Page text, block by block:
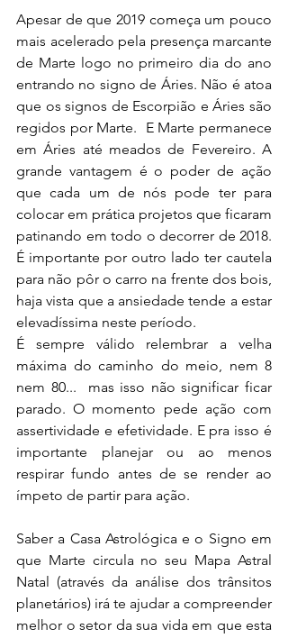
Apesar de que 2019 começa um pouco
mais acelerado pela presença marcante
de Marte logo no primeiro dia do ano
entrando no signo de Áries. Não é atoa
regidos por Marte.  E Marte permanece
em Áries até meados de Fevereiro. A
grande vantagem é o poder de ação
que cada um de nós pode ter para
colocar em prática projetos que ficaram
patinando em todo o decorrer de 2018.
É importante por outro lado ter cautela
para não pôr o carro na frente dos bois,
haja vista que a ansiedade tende a estar
elevadíssima neste período.
É sempre válido relembrar a velha
máxima do caminho do meio, nem 8
nem 80...  mas isso não significar ficar
parado. O momento pede ação com
assertividade e efetividade. E pra isso é
importante planejar ou ao menos
respirar fundo antes de se render ao
ímpeto de partir para ação.
Saber a Casa Astrológica e o Signo em
que Marte circula no seu Mapa Astral
Natal (através da análise dos trânsitos
planetários) irá te ajudar a compreender
melhor o setor da sua vida em que esta